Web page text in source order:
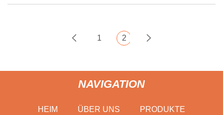
1 2
NAVIGATION
HEIM ÜBER UNS PRODUKTE